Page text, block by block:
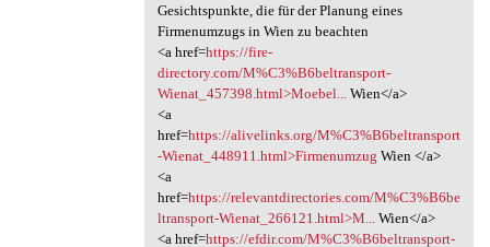
Gesichtspunkte, die für der Planung eines
Firmenumzugs in Wien zu beachten
<a href=https://fire-
directory.com/M%C3%B6beltransport-
Wienat_457398.html>Moebel...Wien</a>
<a
href=https://alivelinks.org/M%C3%B6beltransport
-Wienat_448911.html>Firmenumzug Wien </a>
<a
href=https://relevantdirectories.com/M%C3%B6be
ltransport-Wienat_266121.html>M...Wien</a>
<a href=https://efdir.com/M%C3%B6beltransport-